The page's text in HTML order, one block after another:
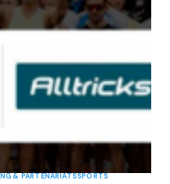
& PARTENARIATSSPORTS